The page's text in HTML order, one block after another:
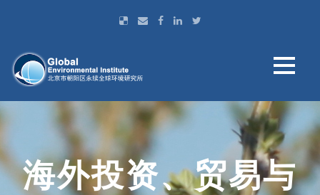
海外投资、贸易与